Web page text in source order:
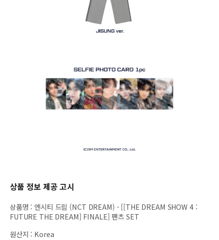
상품 정보 제공 고시
상품명 : 엔시티 드림 (NCT DREAM) - [[THE DREAM SHOW 4 :
FUTURE THE DREAM] FINALE] 팬츠 SET
원산지 : Korea